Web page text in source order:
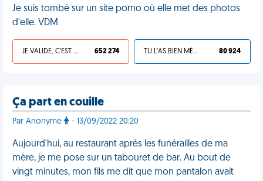
Je suis tombé sur un site porno où elle met des photos
d'elle. VDM
JE VALIDE, C'EST UNE VDM 652 274 TU L'AS BIEN MÉRITÉ 80 924
Ça part en couille
Par Anonyme - 13/09/2022 20:20
Aujourd'hui, au restaurant après les funérailles de ma
mère, je me pose sur un tabouret de bar. Au bout de
vingt minutes, mon fils me dit que mon pantalon avait